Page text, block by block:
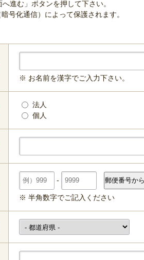
進む」ボタンを押して下さい。
号化通信）によって保護されます。
※ お名前を漢字でご入力下さい。
法人
個人
-
※ 半角数字でご記入ください